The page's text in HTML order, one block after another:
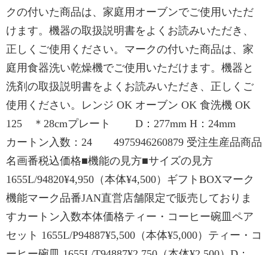
クの付いた商品は、家庭用オーブンでご使用いただ
けます。機器の取扱説明書をよくお読みいただき、
正しくご使用ください。マークの付いた商品は、家
庭用食器洗い乾燥機でご使用いただけます。機器と
洗剤の取扱説明書をよくお読みいただき、正しくご
使用ください。レンジ OK オーブン OK 食洗機 OK
125 ＊28cmプレート D：277mm H：24mm
カートン入数：24 4975946260879 受注生産品商品
名画番税込価格■機能の見方■サイズの見方
1655L/94820¥4,950（本体¥4,500）ギフトBOXマーク
機能マーク品番JAN直営店舗限定で販売しておりま
すカートン入数本体価格ティー・コーヒー碗皿ペア
セット 1655L/P94887¥5,500（本体¥5,000）ティー・コ